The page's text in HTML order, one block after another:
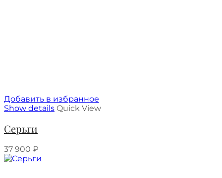
Добавить в избранное
Show details Quick View
Серьги
37 900 ₽